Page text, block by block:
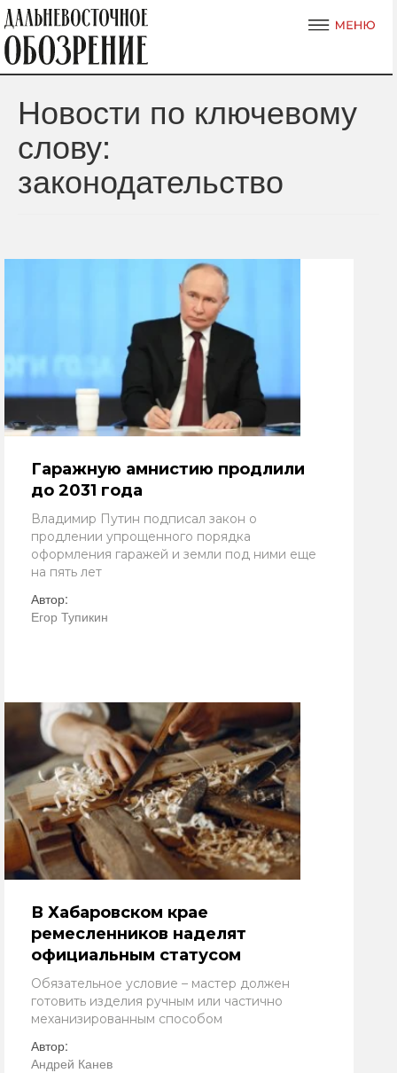
Новости по ключевому
слову:
законодательство
Гаражную амнистию продлили
до 2031 года
Владимир Путин подписал закон о
продлении упрощенного порядка
оформления гаражей и земли под ними еще
на пять лет
Автор:
Егор Тупикин
В Хабаровском крае
ремесленников наделят
официальным статусом
Обязательное условие – мастер должен
готовить изделия ручным или частично
механизированным способом
Автор:
Андрей Канев